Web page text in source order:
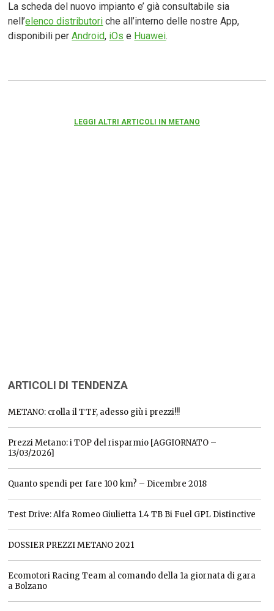
La scheda del nuovo impianto e’ già consultabile sia
nell’elenco distributori che all’interno delle nostre App,
disponibili perAndroid, iOs e Huawei.
LEGGI ALTRI ARTICOLI IN METANO
ARTICOLI DI TENDENZA
METANO: crolla il TTF, adesso giù i prezzi!!!
Prezzi Metano: i TOP del risparmio [AGGIORNATO –
13/03/2026]
Quanto spendi per fare 100 km? – Dicembre 2018
Test Drive: Alfa Romeo Giulietta 1.4 TB Bi Fuel GPL Distinctive
DOSSIER PREZZI METANO 2021
Ecomotori Racing Team al comando della 1a giornata di gara
a Bolzano